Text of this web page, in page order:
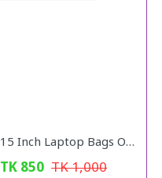
15 Inch Laptop Bags Office Documents Storage Bag Travel ( gray )
TK 850 TK1,000